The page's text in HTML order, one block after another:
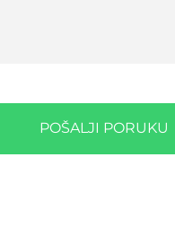
POŠALJI PORUKU